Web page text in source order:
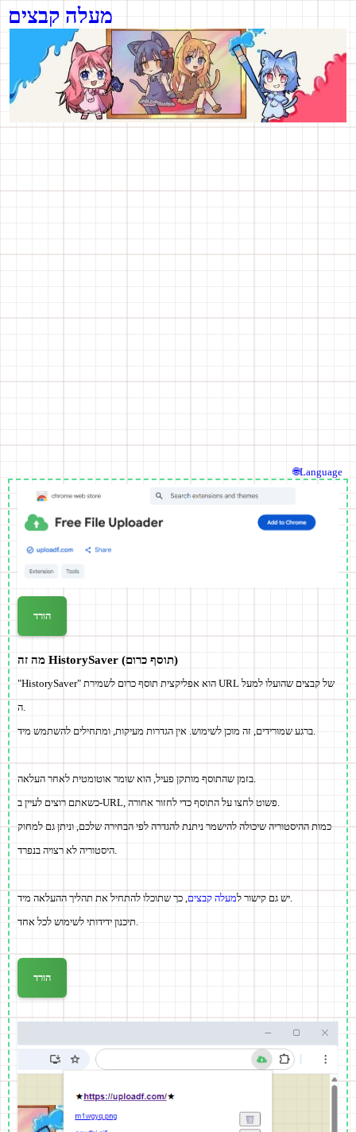
מעלה קבצים
הורד
מה זה HistorySaver (תוסף כרום)
"HistorySaver" הוא אפליקצית תוסף כרום לשמירת URL של קבצים שהועלו למעל
כמות ההיסטוריה שיכולה להישמר ניתנת להגדרה לפי הבחירה שלכם, וניתן גם למחוק
יש גם קישור למעלה קבצים
הורד
🌐Language